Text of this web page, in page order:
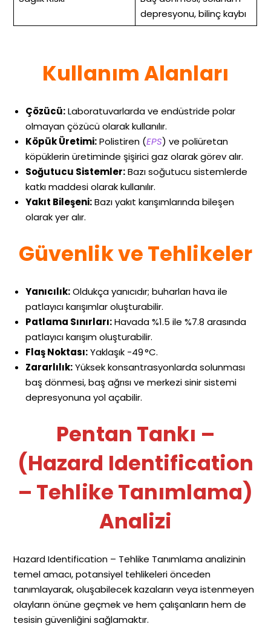
depresyonu, bilinç kaybı
Kullanım Alanları
Çözücü:Laboratuvarlarda ve endüstride polar
olmayan çözücü olarak kullanılır.
Köpük Üretimi:Polistiren (EPS) ve poliüretan
köpüklerin üretiminde şişirici gaz olarak görev alır.
Soğutucu Sistemler:Bazı soğutucu sistemlerde
katkı maddesi olarak kullanılır.
Yakıt Bileşeni:Bazı yakıt karışımlarında bileşen
olarak yer alır.​
Güvenlik ve Tehlikeler
Yanıcılık:Oldukça yanıcıdır; buharları hava ile
patlayıcı karışımlar oluşturabilir.
Patlama Sınırları:Havada %1.5 ile %7.8 arasında
patlayıcı karışım oluşturabilir.
Flaş Noktası:Yaklaşık -49 °C.
Zararlılık:Yüksek konsantrasyonlarda solunması
baş dönmesi, baş ağrısı ve merkezi sinir sistemi
depresyonuna yol açabilir.
Pentan Tankı –
(Hazard Identification
– Tehlike Tanımlama)
Analizi
Hazard Identification – Tehlike Tanımlama analizinin
temel amacı, potansiyel tehlikeleri önceden
tanımlayarak, oluşabilecek kazaların veya istenmeyen
olayların önüne geçmek ve hem çalışanların hem de
tesisin güvenliğini sağlamaktır.